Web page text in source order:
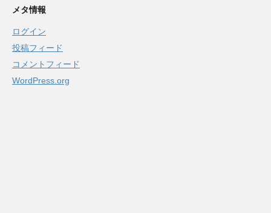
メタ情報
ログイン
投稿フィード
コメントフィード
WordPress.org